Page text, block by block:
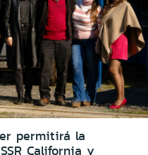
permitirá la
California y